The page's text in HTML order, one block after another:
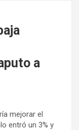
a
mejorar el
entró un 3% y